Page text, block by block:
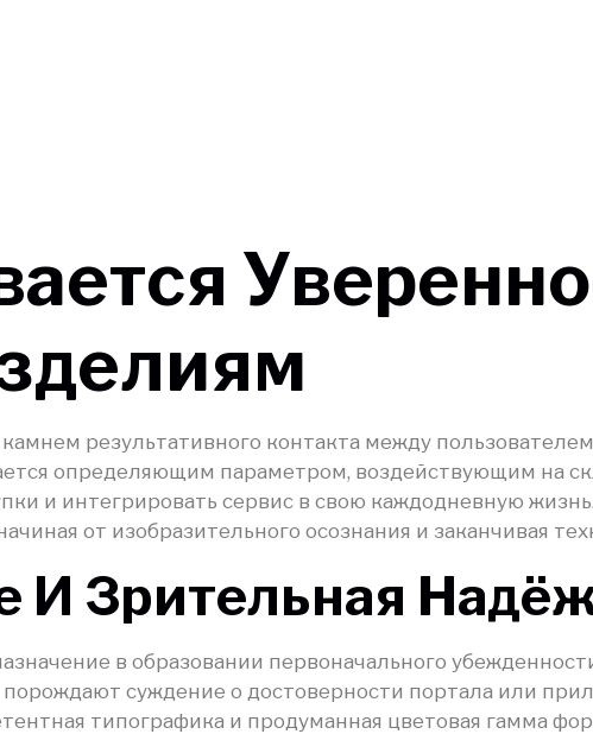
результативного контакта между
определяющим параметром, воздействующим на
и интегрировать сервис в свою каждодневную
от изобразительного осознания и заканчивая
Зрительная
в образовании первоначального
суждение о достоверности портала или
типографика и продуманная цветовая гамма